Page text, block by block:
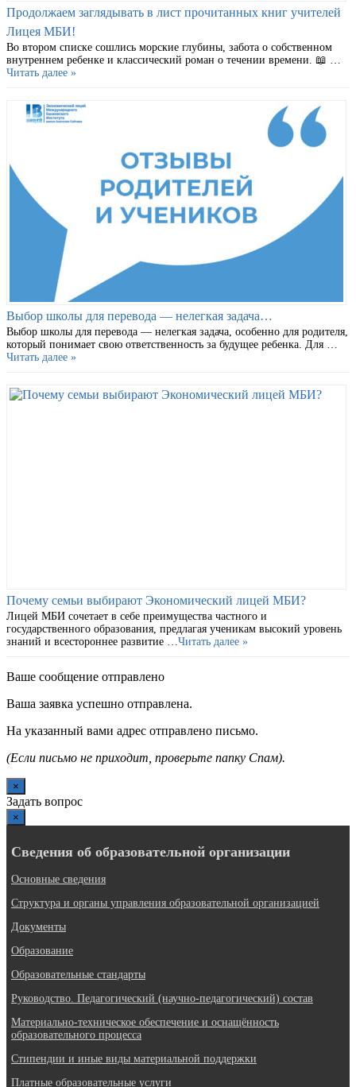
Продолжаем заглядывать в лист прочитанных книг учителей
Лицея МБИ!
Во втором списке сошлись морские глубины, забота о собственном
внутреннем ребенке и классический роман о течении времени. 📖 …
Читать далее »
Выбор школы для перевода — нелегкая задача…
Выбор школы для перевода — нелегкая задача, особенно для родителя,
который понимает свою ответственность за будущее ребенка. Для …
Читать далее »
Почему семьи выбирают Экономический лицей МБИ?
Лицей МБИ сочетает в себе преимущества частного и
государственного образования, предлагая ученикам высокий уровень
знаний и всестороннее развитие … Читать далее »
Ваше сообщение отправлено
Ваша заявка успешно отправлена.
На указанный вами адрес отправлено письмо.
(Если письмо не приходит, проверьте папку Спам).
×
Задать вопрос
×
Сведения об образовательной организации
Основные сведения
Структура и органы управления образовательной организацией
Документы
Образование
Образовательные стандарты
Руководство. Педагогический (научно-педагогический) состав
Материально-техническое обеспечение и оснащённость
образовательного процесса
Стипендии и иные виды материальной поддержки
Платные образовательные услуги